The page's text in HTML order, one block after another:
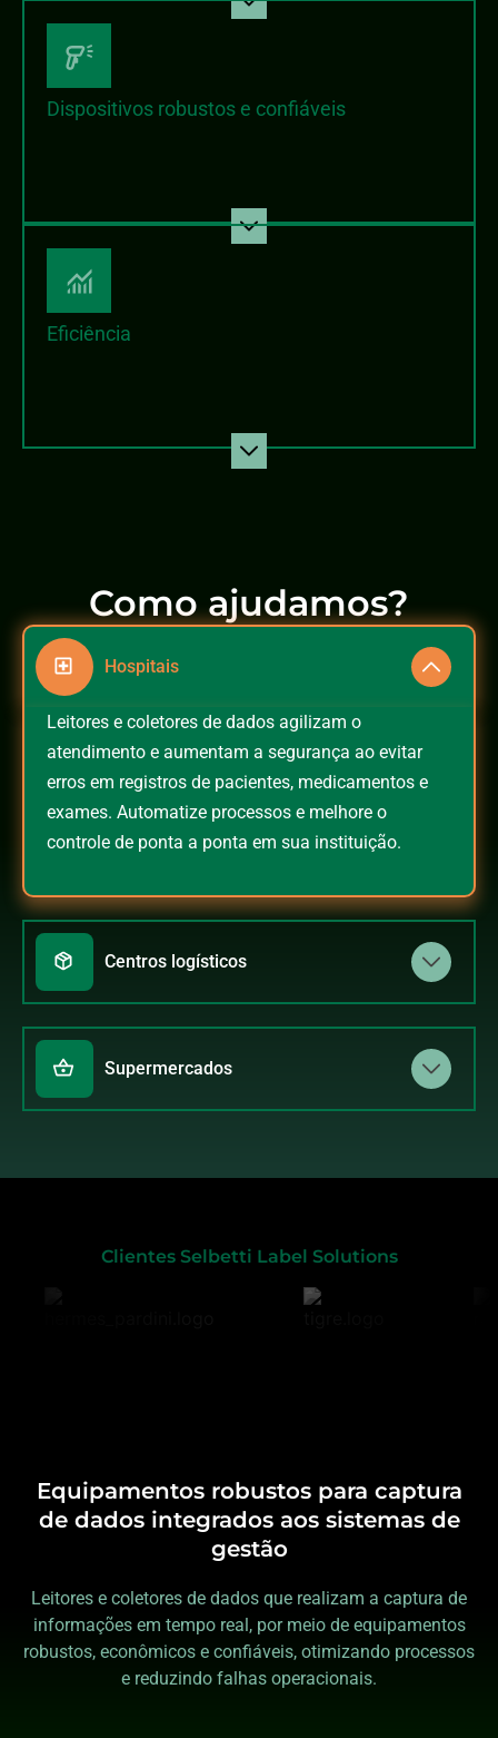
Dispositivos robustos e confiáveis
Eficiência
Como ajudamos?
Hospitais
Leitores e coletores de dados agilizam o
atendimento e aumentam a segurança ao evitar
erros em registros de pacientes, medicamentos e
exames. Automatize processos e melhore o
controle de ponta a ponta em sua instituição.
Centros logísticos
Supermercados
Clientes Selbetti Label Solutions​
Equipamentos robustos para captura
de dados integrados aos sistemas de
gestão
Leitores e coletores de dados que realizam a captura de
informações em tempo real, por meio de equipamentos
robustos, econômicos e confiáveis, otimizando processos
e reduzindo falhas operacionais.